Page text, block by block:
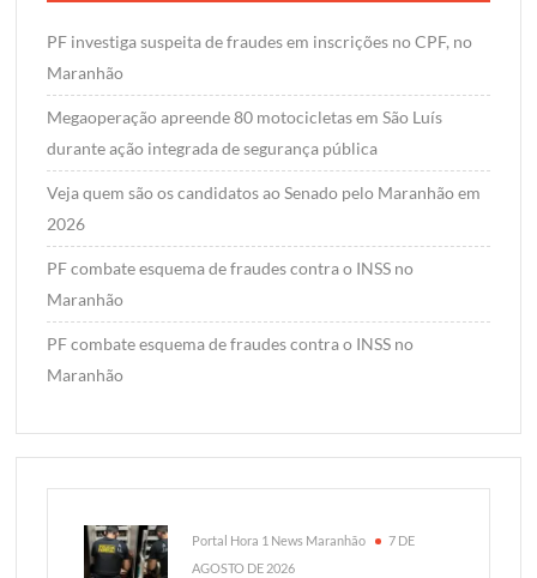
PF investiga suspeita de fraudes em inscrições no CPF, no
Maranhão
Megaoperação apreende 80 motocicletas em São Luís
durante ação integrada de segurança pública
Veja quem são os candidatos ao Senado pelo Maranhão em
2026
PF combate esquema de fraudes contra o INSS no
Maranhão
PF combate esquema de fraudes contra o INSS no
Maranhão
Portal Hora 1 News Maranhão
7 DE
AGOSTO DE 2026